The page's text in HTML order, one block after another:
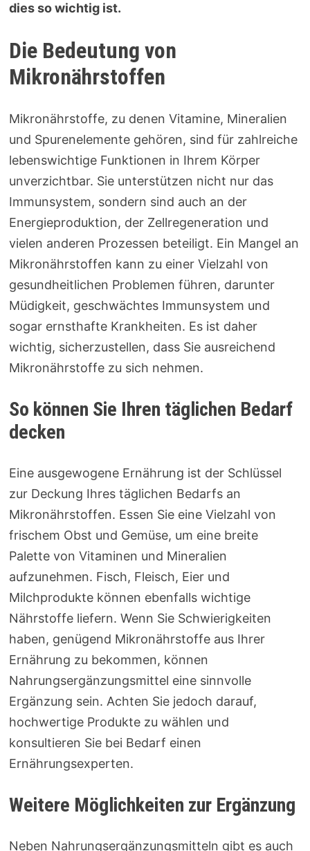
dies so wichtig ist.
Die Bedeutung von
Mikronährstoffen
Mikronährstoffe, zu denen Vitamine, Mineralien
und Spurenelemente gehören, sind für zahlreiche
lebenswichtige Funktionen in Ihrem Körper
unverzichtbar. Sie unterstützen nicht nur das
Immunsystem, sondern sind auch an der
Energieproduktion, der Zellregeneration und
vielen anderen Prozessen beteiligt. Ein Mangel an
Mikronährstoffen kann zu einer Vielzahl von
gesundheitlichen Problemen führen, darunter
Müdigkeit, geschwächtes Immunsystem und
sogar ernsthafte Krankheiten. Es ist daher
wichtig, sicherzustellen, dass Sie ausreichend
Mikronährstoffe zu sich nehmen.
So können Sie Ihren täglichen Bedarf
decken
Eine ausgewogene Ernährung ist der Schlüssel
zur Deckung Ihres täglichen Bedarfs an
Mikronährstoffen. Essen Sie eine Vielzahl von
frischem Obst und Gemüse, um eine breite
Palette von Vitaminen und Mineralien
aufzunehmen. Fisch, Fleisch, Eier und
Milchprodukte können ebenfalls wichtige
Nährstoffe liefern. Wenn Sie Schwierigkeiten
haben, genügend Mikronährstoffe aus Ihrer
Ernährung zu bekommen, können
Nahrungsergänzungsmittel eine sinnvolle
Ergänzung sein. Achten Sie jedoch darauf,
hochwertige Produkte zu wählen und
konsultieren Sie bei Bedarf einen
Ernährungsexperten.
Weitere Möglichkeiten zur Ergänzung
Neben Nahrungsergänzungsmitteln gibt es auch